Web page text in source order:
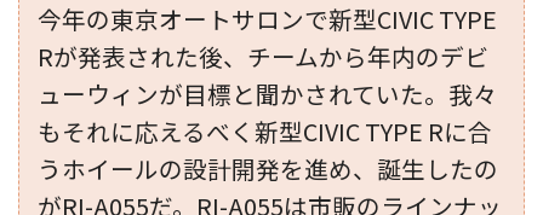
今年の東京オートサロンで新型CIVIC TYPE
Rが発表された後、チームから年内のデビ
ューウィンが目標と聞かされていた。我々
もそれに応えるべく新型CIVIC TYPE Rに合
うホイールの設計開発を進め、誕生したの
がRI-A055だ。RI-A055は市販のラインナッ